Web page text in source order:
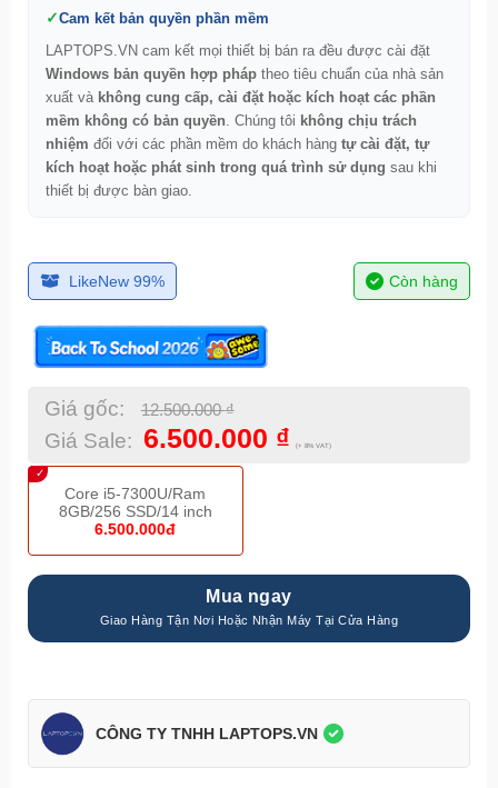
Cam kết bản quyền phần mềm
LAPTOPS.VN cam kết mọi thiết bị bán ra đều được cài đặt
Windows bản quyền hợp pháptheo tiêu chuẩn của nhà sản
xuất và không cung cấp, cài đặt hoặc kích hoạt các phần
mềm không có bản quyền. Chúng tôi không chịu trách
nhiệm đối với các phần mềm do khách hàng tự cài đặt, tự
kích hoạt hoặc phát sinh trong quá trình sử dụng sau khi
thiết bị được bàn giao.
LikeNew 99% Còn hàng
Giá gốc: 12.500.000₫
Giá Sale: 6.500.000 ₫ (+ 8% VAT)
Core i5-7300U/Ram
8GB/256 SSD/14 inch
6.500.000đ
Mua ngay
CÔNG TY TNHH LAPTOPS.VN